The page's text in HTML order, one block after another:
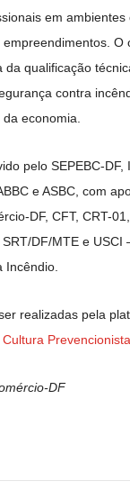
em ambientes
O
da qualificação
contra
economia.
pelo SEPEBC-DF,
e ASBC, com
DF, CFT, CRT-
DF/MTE e USCI
Incêndio.
realizadas pela
DF